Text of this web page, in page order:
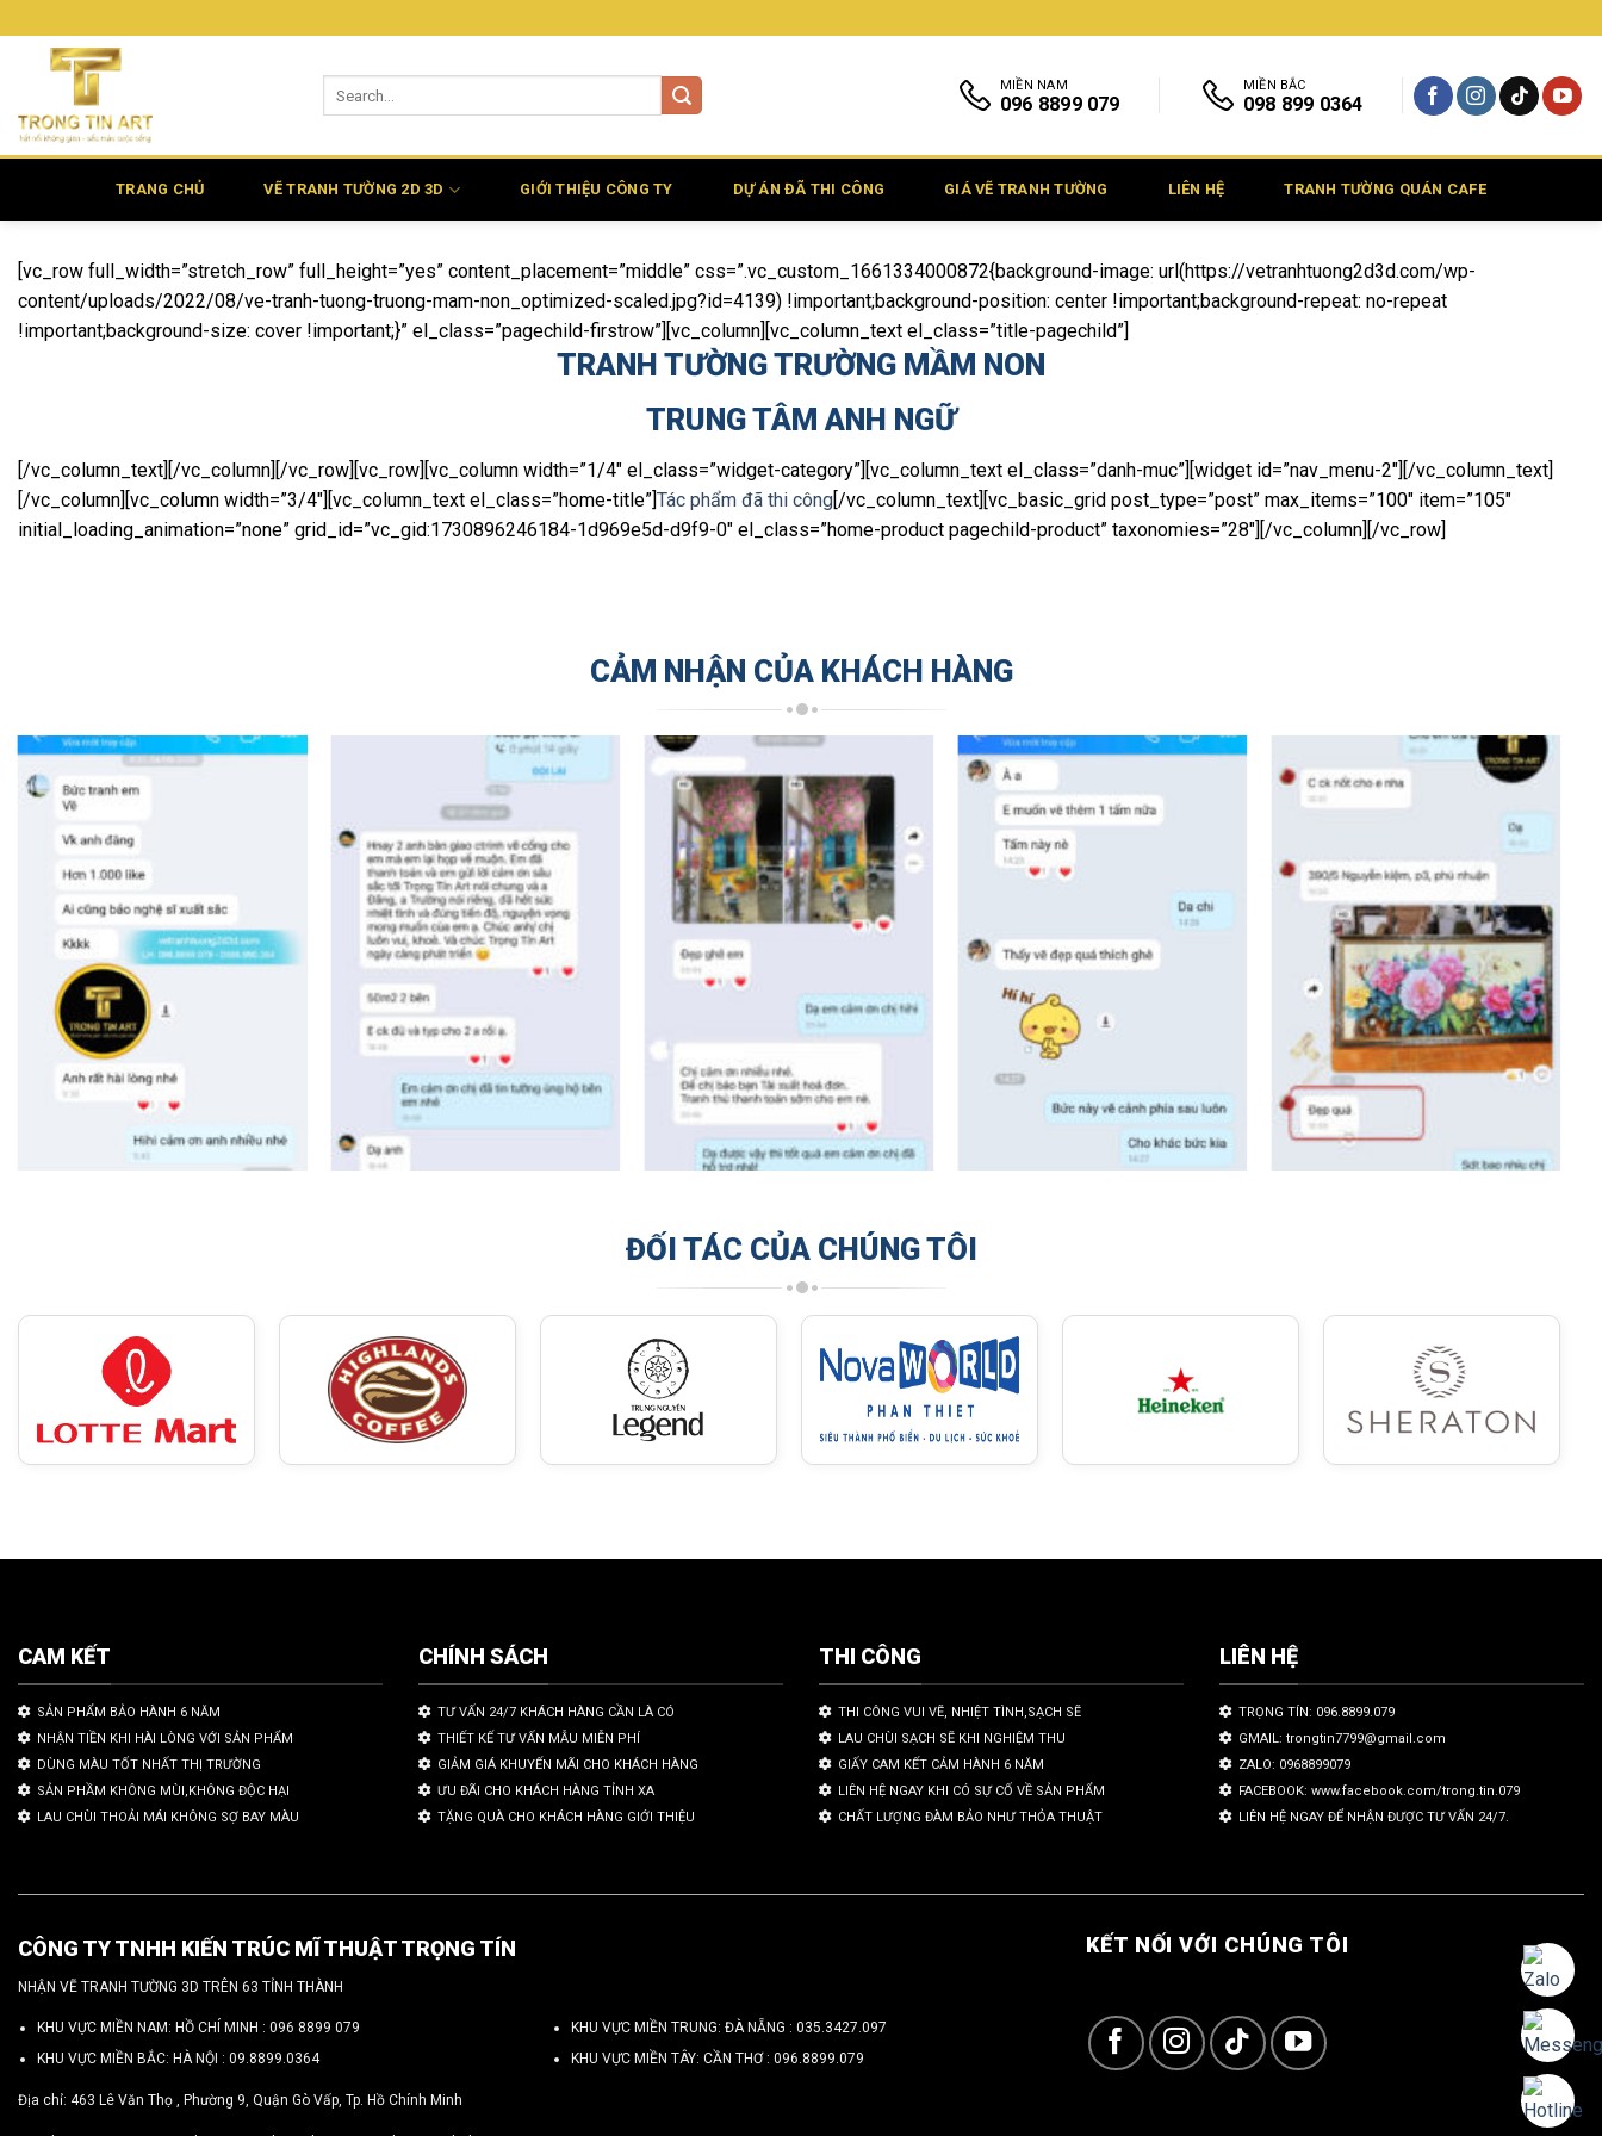
qua
MIỀN NAM
096 8899 079
MIỀN BẮC
098 899 0364
TRANG CHỦ VẼ TRANH TƯỜNG 2D 3D GIỚI THIỆU CÔNG TY DỰ ÁN ĐÃ THI CÔNG GIÁ VẼ TRANH TƯỜNG LIÊN HỆ TRANH TƯỜNG QUÁN CAFE
[vc_row full_width=”stretch_row” full_height=”yes” content_placement=”middle” css=”.vc_custom_1661334000872{background-image: url(https://vetranhtuong2d3d.com/wp-
content/uploads/2022/08/ve-tranh-tuong-truong-mam-non_optimized-scaled.jpg?id=4139) !important;background-position: center !important;background-repeat: no-repeat
!important;background-size: cover !important;}” el_class=”pagechild-firstrow”][vc_column][vc_column_text el_class=”title-pagechild”]
TRANH TƯỜNG TRƯỜNG MẦM NON
TRUNG TÂM ANH NGỮ
[/vc_column_text][/vc_column][/vc_row][vc_row][vc_column width=”1/4″ el_class=”widget-category”][vc_column_text el_class=”danh-muc”][widget id=”nav_menu-2″][/vc_column_text]
[/vc_column][vc_column width=”3/4″][vc_column_text el_class=”home-title”]Tác phẩm đã thi công[/vc_column_text][vc_basic_grid post_type=”post” max_items=”100″ item=”105″
initial_loading_animation=”none” grid_id=”vc_gid:1730896246184-1d969e5d-d9f9-0″ el_class=”home-product pagechild-product” taxonomies=”28″][/vc_column][/vc_row]
CẢM NHẬN CỦA KHÁCH HÀNG
ĐỐI TÁC CỦA CHÚNG TÔI
CAM KẾT
SẢN PHẨM BẢO HÀNH 6 NĂM
NHẬN TIỀN KHI HÀI LÒNG VỚI SẢN PHẨM
DÙNG MÀU TỐT NHẤT THỊ TRƯỜNG
SẢN PHẦM KHÔNG MÙI,KHÔNG ĐỘC HẠI
LAU CHÙI THOẢI MÁI KHÔNG SỢ BAY MÀU
CHÍNH SÁCH
TƯ VẤN 24/7 KHÁCH HÀNG CẦN LÀ CÓ
THIẾT KẾ TƯ VẤN MẪU MIỄN PHÍ
GIẢM GIÁ KHUYẾN MÃI CHO KHÁCH HÀNG
ƯU ĐÃI CHO KHÁCH HÀNG TỈNH XA
TẶNG QUÀ CHO KHÁCH HÀNG GIỚI THIỆU
THI CÔNG
THI CÔNG VUI VẼ, NHIỆT TÌNH,SẠCH SẼ
LAU CHÙI SẠCH SẼ KHI NGHIỆM THU
GIẤY CAM KẾT CẢM HÀNH 6 NĂM
LIÊN HỆ NGAY KHI CÓ SỰ CỐ VỀ SẢN PHẨM
CHẤT LƯỢNG ĐÀM BẢO NHƯ THỎA THUẬT
LIÊN HỆ
TRỌNG TÍN: 096.8899.079
GMAIL: trongtin7799@gmail.com
ZALO: 0968899079
FACEBOOK: www.facebook.com/trong.tin.079
LIÊN HỆ NGAY ĐỂ NHẬN ĐƯỢC TƯ VẤN 24/7.
CÔNG TY TNHH KIẾN TRÚC MĨ THUẬT TRỌNG TÍN
NHẬN VẼ TRANH TƯỜNG 3D TRÊN 63 TỈNH THÀNH
KHU VỰC MIỀN NAM: HỒ CHÍ MINH : 096 8899 079
KHU VỰC MIỀN BẮC: HÀ NỘI : 09.8899.0364
KHU VỰC MIỀN TRUNG: ĐÀ NẴNG : 035.3427.097
KHU VỰC MIỀN TÂY: CẦN THƠ : 096.8899.079
Địa chỉ: 463 Lê Văn Thọ , Phường 9, Quận Gò Vấp, Tp. Hồ Chính Minh
KẾT NỐI VỚI CHÚNG TÔI